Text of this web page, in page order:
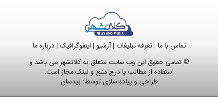
تماس با ما |تعرفه تبلیغات |آرشیو | اینفوگرافیک |درباره ما
© تمامی حقوق این وب سایت متعلق به کلانشهر می باشد و
استفاده از مطالب با درج منبع و لینک مجاز است.
طراحی و پیاده سازی توسط: بیدسان